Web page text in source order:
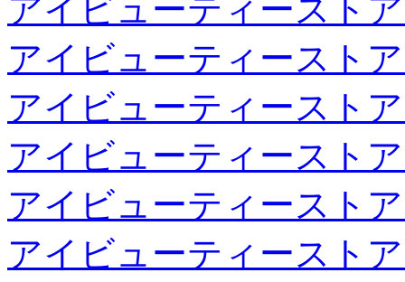
アイビューティースト
アイビューティースト
アイビューティースト
アイビューティースト
アイビューティースト
アイビューティースト